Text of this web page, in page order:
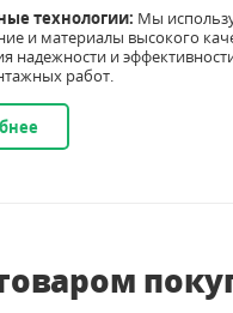
технологии: Мы
и материалы высокого
надежности и
работ.